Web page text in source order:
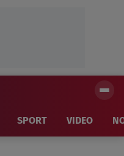
SPORT VIDEO